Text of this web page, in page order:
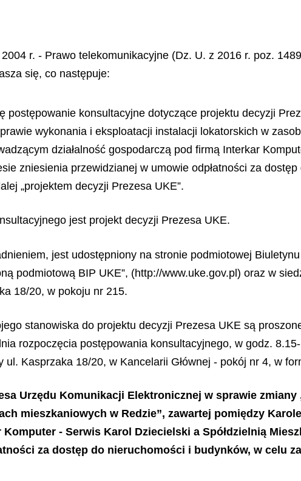
r. - Prawo telekomunikacyjne (Dz. U. z 2016 r. poz.
się, co następuje:
postępowanie konsultacyjne dotyczące projektu decyzji
wykonania i eksploatacji instalacji lokatorskich w
działalność gospodarczą pod firmą Interkar
zniesienia przewidzianej w umowie odpłatności za
„projektem decyzji Prezesa UKE”.
jest projekt decyzji Prezesa UKE.
jest udostępniony na stronie podmiotowej
podmiotową BIP UKE”, (http://www.uke.gov.pl) oraz w
18/20, w pokoju nr 215.
stanowiska do projektu decyzji Prezesa UKE są
rozpoczęcia postępowania konsultacyjnego, w godz.
Kasprzaka 18/20, w Kancelarii Głównej - pokój nr 4, w
Urzędu Komunikacji Elektronicznej w sprawie
mieszkaniowych w Redzie”, zawartej pomiędzy
- Serwis Karol Dziecielski a Spółdzielnią
za dostęp do nieruchomości i budynków, w celu